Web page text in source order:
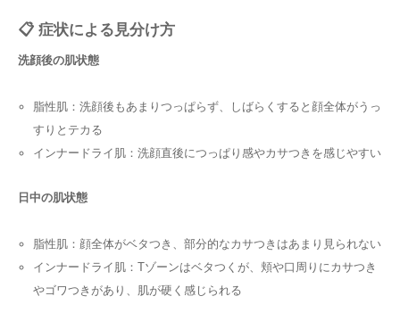
📋 症状による見分け方
洗顔後の肌状態
脂性肌：洗顔後もあまりつっぱらず、しばらくすると顔全体がうっ
すりとテカる
インナードライ肌：洗顔直後につっぱり感やカサつきを感じやすい
日中の肌状態
脂性肌：顔全体がベタつき、部分的なカサつきはあまり見られない
インナードライ肌：Tゾーンはベタつくが、頬や口周りにカサつき
やゴワつきがあり、肌が硬く感じられる